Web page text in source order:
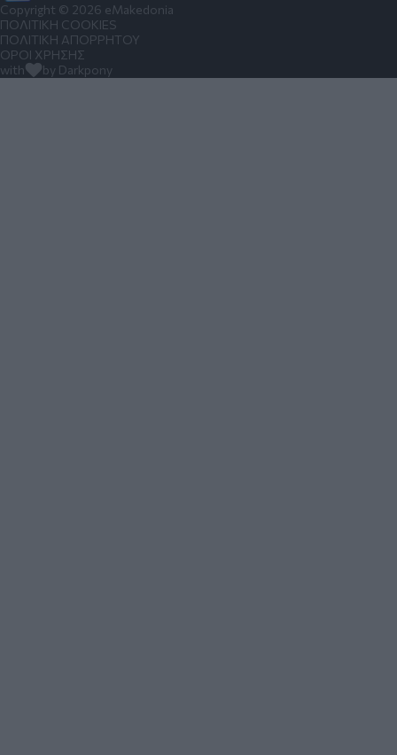
Copyright © 2026 eMakedonia
ΠΟΛΙΤΙΚΗ COOKIES
ΠΟΛΙΤΙΚΗ ΑΠΟΡΡΗΤΟΥ
ΟΡΟΙ ΧΡΗΣΗΣ
with
by Darkpony